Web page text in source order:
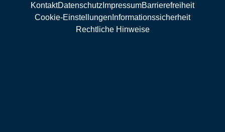
KontaktDatenschutz ImpressumBarrierefreiheit
Cookie-Einstellungen Informationssicherheit
Rechtliche Hinweise